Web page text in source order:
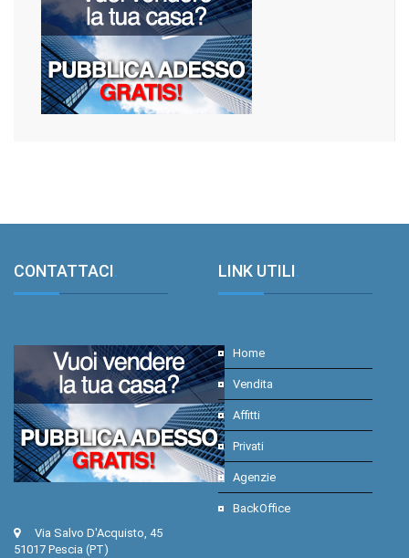
CONTATTACI.
Via Salvo D'Acquisto, 45
51017 Pescia (PT)
LINK UTILI.
Home
Vendita
Affitti
Privati
Agenzie
BackOffice